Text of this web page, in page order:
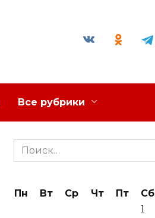
Все рубрики
Search
for:
Пн Вт Ср Чт Пт Сб
1